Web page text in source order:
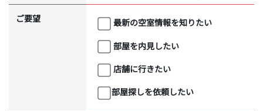
ご要望
最新の空室情報を知りたい
部屋を内見したい
店舗に行きたい
部屋探しを依頼したい